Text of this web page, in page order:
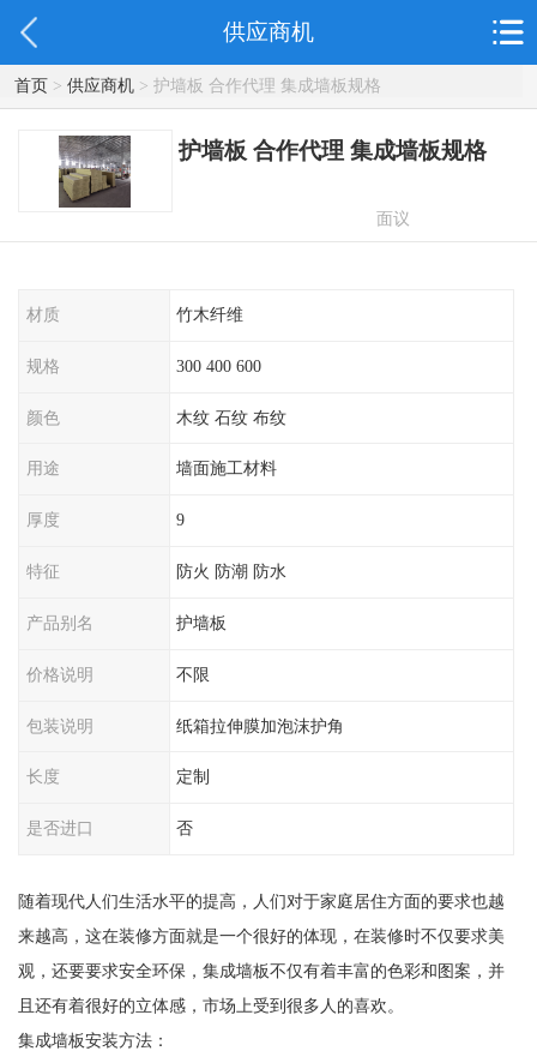
供应商机
首页> 供应商机> 护墙板 合作代理 集成墙板规格
护墙板 合作代理 集成墙板规格
面议
材质 竹木纤维
规格 300 400 600
颜色 木纹 石纹 布纹
用途 墙面施工材料
厚度 9
特征 防火 防潮 防水
产品别名 护墙板
价格说明 不限
包装说明 纸箱拉伸膜加泡沫护角
长度 定制
是否进口 否
随着现代人们生活水平的提高，人们对于家庭居住方面的要求也越
来越高，这在装修方面就是一个很好的体现，在装修时不仅要求美
观，还要要求安全环保，集成墙板不仅有着丰富的色彩和图案，并
且还有着很好的立体感，市场上受到很多人的喜欢。
集成墙板安装方法：